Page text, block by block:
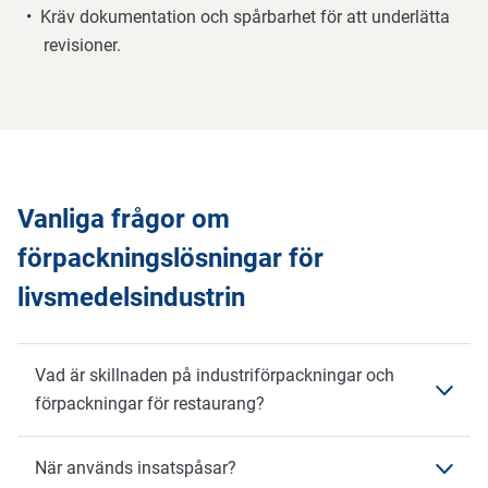
Kräv dokumentation och spårbarhet för att underlätta
revisioner.
Vanliga frågor om
förpackningslösningar för
livsmedelsindustrin
Vad är skillnaden på industriförpackningar och
förpackningar för restaurang?
Förpackningar som används i livsmedelsindustrin
När används insatspåsar?